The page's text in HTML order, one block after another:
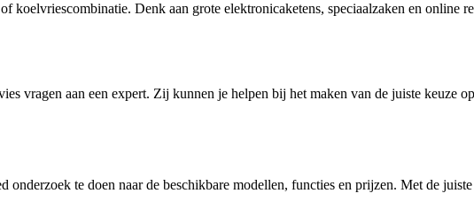
Denk aan grote elektronicaketens, speciaalzaken en online
vragen aan een expert. Zij kunnen je helpen bij het maken van de juiste keuze
te doen naar de beschikbare modellen, functies en prijzen. Met de